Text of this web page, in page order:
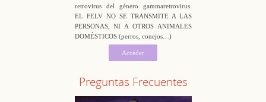
retrovirus del género gammaretrovirus.
EL FELV NO SE TRANSMITE A LAS
PERSONAS, NI A OTROS ANIMALES
DOMÉSTICOS (perros, conejos…)
Acceder
Preguntas Frecuentes